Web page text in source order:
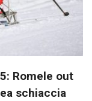
Romele out
schiaccia